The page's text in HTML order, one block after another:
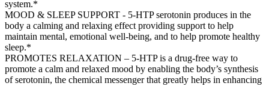
system.*
MOOD & SLEEP SUPPORT - 5-HTP serotonin produces in the
body a calming and relaxing effect providing support to help
maintain mental, emotional well-being, and to help promote healthy
sleep.*
PROMOTES RELAXATION – 5-HTP is a drug-free way to
promote a calm and relaxed mood by enabling the body’s synthesis
of serotonin, the chemical messenger that greatly helps in enhancing